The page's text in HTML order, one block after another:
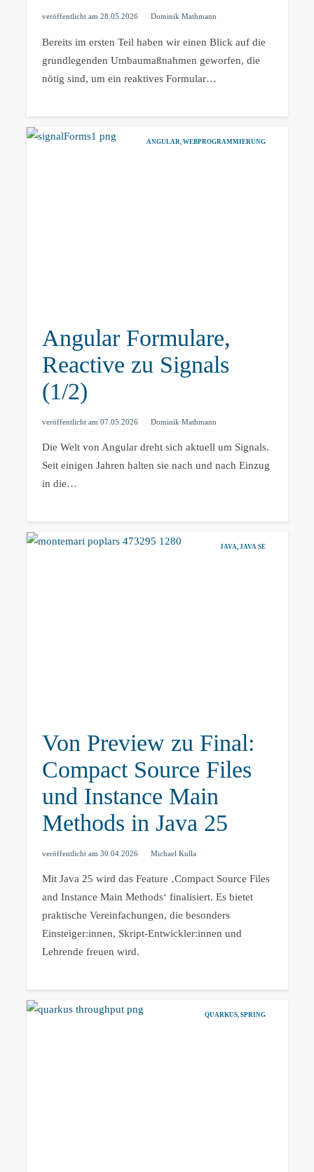
veröffentlicht am 28.05.2026 Dominik Mathmann
Bereits im ersten Teil haben wir einen Blick auf die
grundlegenden Umbaumaßnahmen geworfen, die
nötig sind, um ein reaktives Formular…
ANGULAR WEBPROGRAMMIERUNG
Angular Formulare,
Reactive zu Signals
(1/2)
veröffentlicht am 07.05.2026 Dominik Mathmann
Die Welt von Angular dreht sich aktuell um Signals.
Seit einigen Jahren halten sie nach und nach Einzug
in die…
JAVA, JAVA SE
Von Preview zu Final:
Compact Source Files
und Instance Main
Methods in Java 25
veröffentlicht am 30.04.2026 Michael Kulla
Mit Java 25 wird das Feature ‚Compact Source Files
and Instance Main Methods‘ finalisiert. Es bietet
praktische Vereinfachungen, die besonders
Einsteiger:innen, Skript-Entwickler:innen und
Lehrende freuen wird.
QUARKUS, SPRING